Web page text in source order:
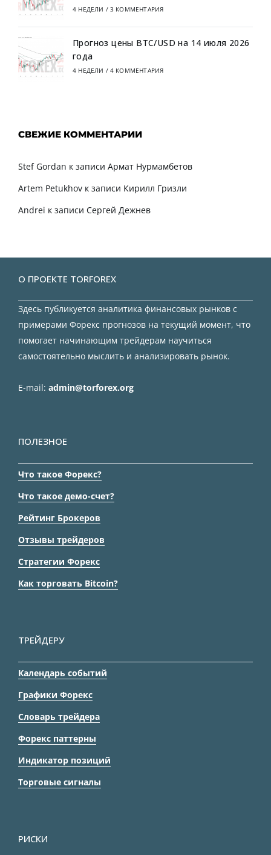
4 НЕДЕЛИ / 3 КОММЕНТАРИЯ
Прогноз цены BTC/USD на 14 июля 2026
года
4 НЕДЕЛИ / 4 КОММЕНТАРИЯ
СВЕЖИЕ КОММЕНТАРИИ
Stef Gordan к записи Армат Нурмамбетов
Artem Petukhov к записи Кирилл Гризли
Andrei к записи Сергей Дежнев
О ПРОЕКТЕ TORFOREX
Здесь публикуется аналитика финансовых рынков с
примерами Форекс прогнозов на текущий момент, что
помогает начинающим трейдерам научиться
самостоятельно мыслить и анализировать рынок.
E-mail: admin@torforex.org
ПОЛЕЗНОЕ
Что такое Форекс?
Что такое демо-счет?
Рейтинг Брокеров
Отзывы трейдеров
Стратегии Форекс
Как торговать Bitcoin?
ТРЕЙДЕРУ
Календарь событий
Графики Форекс
Словарь трейдера
Форекс паттерны
Индикатор позиций
Торговые сигналы
РИСКИ